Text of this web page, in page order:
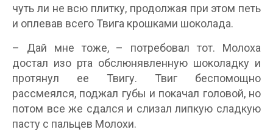
чуть ли не всю плитку, продолжая при этом петь
и оплевав всего Твига крошками шоколада.
– Дай мне тоже, – потребовал тот. Молоха
достал изо рта обслюнявленную шоколадку и
протянул ее Твигу. Твиг беспомощно
рассмеялся, поджал губы и покачал головой, но
потом все же сдался и слизал липкую сладкую
пасту с пальцев Молохи.